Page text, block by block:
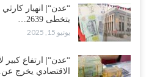
“عدن“| انهيار كارثي
يتخطى 2639…
يونيو 15, 2025
“عدن“| ارتفاع
الاقتصادي يخرج